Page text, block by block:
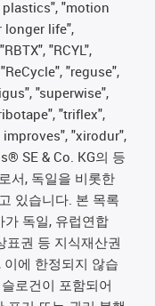
"motion
longer life",
"RCYL",
"reguse",
"superwise",
"triflex",
"xirodur",
SE & Co. KG의 등
서, 독일을 비롯한
있습니다. 본 목록
독일, 유럽연합
표권 등 지식재산권
에 한정되지 않습
로건이 포함되어